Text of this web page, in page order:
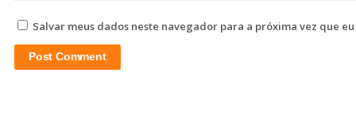
Salvar meus dados neste navegador para a próxima vez que